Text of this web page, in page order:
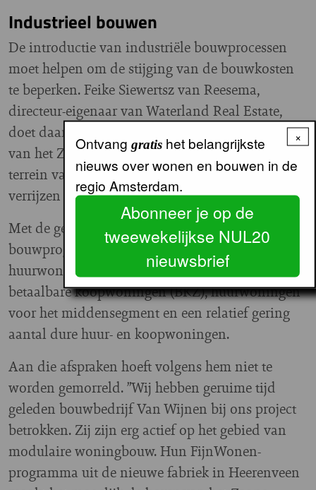
Industrieel bouwen
De introductie van industriële bouwprocessen
moet helpen om de stijging van de bouwkosten
te beperken. Feike Siewertsz van Reesema,
directeur-eigenaar van Waterland Real Estate,
doet daar ervaring mee op bij de ontwikkeling
van het Zaans Kwartier in Zaanstad. Op het
terrein van de vroegere meelfabriek van Meneba
verrijzen meer dan zeshonderd woningen.
Met de gemeente Zaanstad is een
bouwprogramma afgesproken met sociale
huurwoningen voor Parteon en WormerWonen,
betaalbare koopwoningen (BKZ), huurwoningen
voor het middensegment en een relatief gering
aantal dure huur- en koopwoningen.
Aan die afspraken hoeft volgens hem niet te
worden gemorreld. ”Wij hebben geruime tijd
geleden bouwbedrijf Van Wijnen bij ons project
betrokken. Zij zijn erg actief op het gebied van
modulaire woningbouw. Hun FijnWonen-
programma uit de nieuwe fabriek in Heerenveen
×
Ontvang gratishet belangrijkste
nieuws over wonen en bouwen in de
regio Amsterdam.
Abonneer je op de
tweewekelijkse NUL20
nieuwsbrief